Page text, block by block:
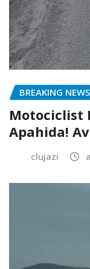
BREAKING NEWS
Motociclist
Apahida!
clujazi